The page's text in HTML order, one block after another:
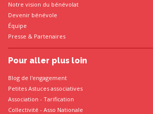
Notre vision du bénévolat
Devenir bénévole
Équipe
Presse & Partenaires
Pour aller plus loin
Blog de l'engagement
Petites Astuces associatives
Association - Tarification
Collectivité - Asso Nationale